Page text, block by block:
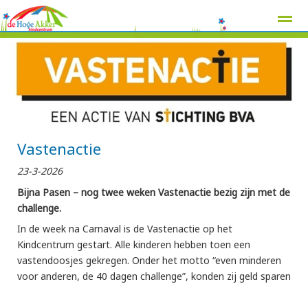
Zoeken Nieuws Agenda
Vastenactie
23-3-2026
Bijna Pasen – nog twee weken Vastenactie bezig zijn met de
challenge.
In de week na Carnaval is de Vastenactie op het
Kindcentrum gestart. Alle kinderen hebben toen een
vastendoosjes gekregen. Onder het motto “even minderen
voor anderen, de 40 dagen challenge”, konden zij geld sparen